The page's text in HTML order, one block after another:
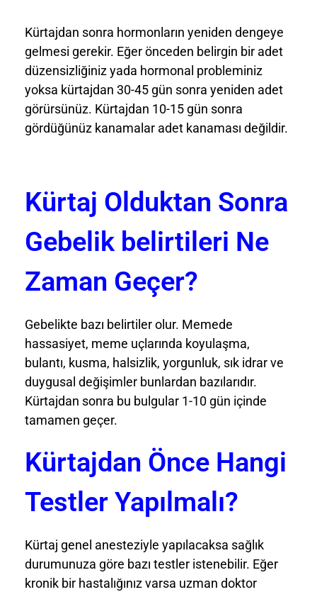
Kürtajdan sonra hormonların yeniden dengeye
gelmesi gerekir. Eğer önceden belirgin bir adet
düzensizliğiniz yada hormonal probleminiz
yoksa kürtajdan 30-45 gün sonra yeniden adet
görürsünüz. Kürtajdan 10-15 gün sonra
gördüğünüz kanamalar adet kanaması değildir.
Kürtaj Olduktan Sonra
Gebelik belirtileri Ne
Zaman Geçer?
Gebelikte bazı belirtiler olur. Memede
hassasiyet, meme uçlarında koyulaşma,
bulantı, kusma, halsizlik, yorgunluk, sık idrar ve
duygusal değişimler bunlardan bazılarıdır.
Kürtajdan sonra bu bulgular 1-10 gün içinde
tamamen geçer.
Kürtajdan Önce Hangi
Testler Yapılmalı?
Kürtaj genel anesteziyle yapılacaksa sağlık
durumunuza göre bazı testler istenebilir. Eğer
kronik bir hastalığınız varsa uzman doktor